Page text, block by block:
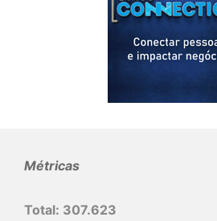
Métricas
Total: 307.623